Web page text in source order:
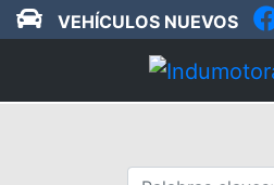
VEHÍCULOS NUEVOS